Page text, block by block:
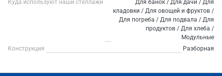
Куда используют наши стеллажи
Для банок / Для дачи / Для
кладовки / Для овощей и фруктов /
Для погреба / Для подвала / Для
продуктов / Для хлеба /
Модульные
Конструкция
Разборная